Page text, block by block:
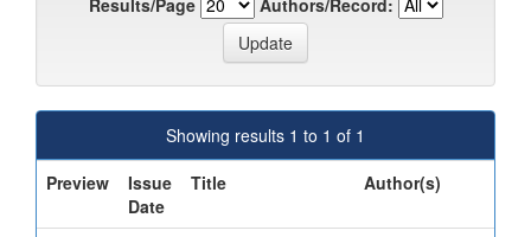
Results/Page
Authors/Record:
Showing results 1 to 1 of 1
Preview
Issue
Date
Title Author(s)